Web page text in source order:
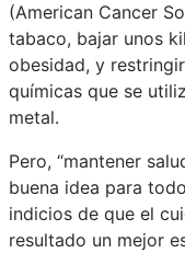
(American Cancer
tabaco, bajar unos
obesidad, y
químicas que se
metal.
Pero, “mantener
buena idea para
indicios de que el
resultado un mejor